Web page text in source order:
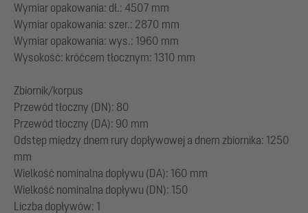
Wymiar opakowania: dł.: 4507 mm
Wymiar opakowania: szer.: 2870 mm
Wymiar opakowania: wys.: 1960 mm
Wysokość: króćcem tłocznym: 1310 mm
Zbiornik/korpus
Przewód tłoczny (DN): 80
Przewód tłoczny (DA): 90 mm
Odstęp między dnem rury dopływowej a dnem zbiornika: 1250
mm
Wielkość nominalna dopływu (DA): 160 mm
Wielkość nominalna dopływu (DN): 150
Liczba dopływów: 1